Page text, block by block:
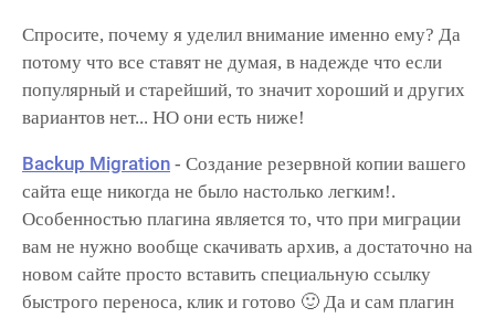
Спросите, почему я уделил внимание именно ему? Да
потому что все ставят не думая, в надежде что если
популярный и старейший, то значит хороший и других
вариантов нет... НО они есть ниже!
Backup Migration - Создание резервной копии вашего
сайта еще никогда не было настолько легким!.
Особенностью плагина является то, что при миграции
вам не нужно вообще скачивать архив, а достаточно на
новом сайте просто вставить специальную ссылку
быстрого переноса, клик и готово 🙂 Да и сам плагин